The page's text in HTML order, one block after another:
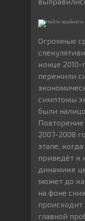
Огромные
конце 2010-
пережили
симптомы
были
2007-2008
этапе,
приведёт к
динамике
может до
на фоне
происходит
главной